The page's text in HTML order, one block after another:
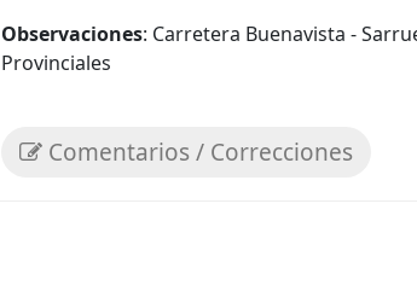
Observaciones: Carretera Buenavista -
Provinciales
Comentarios / Correcciones